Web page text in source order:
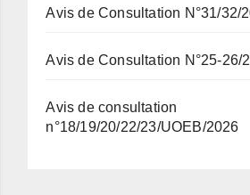
Avis de Consultation N°31/32/
Avis de Consultation N°25-26/
Avis de consultation
n°18/19/20/22/23/UOEB/2026